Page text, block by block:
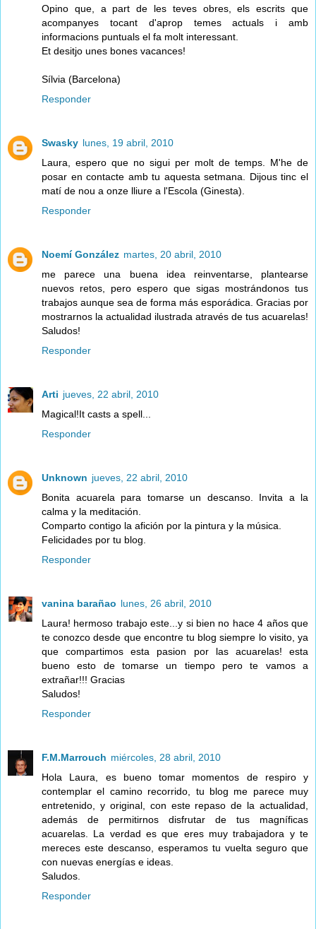
Opino que, a part de les teves obres, els escrits que
acompanyes tocant d'aprop temes actuals i amb
informacions puntuals el fa molt interessant.
Et desitjo unes bones vacances!
Sílvia (Barcelona)
Responder
Swasky lunes, 19 abril, 2010
Laura, espero que no sigui per molt de temps. M'he de
posar en contacte amb tu aquesta setmana. Dijous tinc el
matí de nou a onze lliure a l'Escola (Ginesta).
Responder
Noemí González martes, 20 abril, 2010
me parece una buena idea reinventarse, plantearse
nuevos retos, pero espero que sigas mostrándonos tus
trabajos aunque sea de forma más esporádica. Gracias por
mostrarnos la actualidad ilustrada através de tus acuarelas!
Saludos!
Responder
Arti jueves, 22 abril, 2010
Magical!It casts a spell...
Responder
Unknown jueves, 22 abril, 2010
Bonita acuarela para tomarse un descanso. Invita a la
calma y la meditación.
Comparto contigo la afición por la pintura y la música.
Felicidades por tu blog.
Responder
vanina barañao lunes, 26 abril, 2010
Laura! hermoso trabajo este...y si bien no hace 4 años que
te conozco desde que encontre tu blog siempre lo visito, ya
que compartimos esta pasion por las acuarelas! esta
bueno esto de tomarse un tiempo pero te vamos a
extrañar!!! Gracias
Saludos!
Responder
F.M.Marrouch miércoles, 28 abril, 2010
Hola Laura, es bueno tomar momentos de respiro y
contemplar el camino recorrido, tu blog me parece muy
entretenido, y original, con este repaso de la actualidad,
además de permitirnos disfrutar de tus magníficas
acuarelas. La verdad es que eres muy trabajadora y te
mereces este descanso, esperamos tu vuelta seguro que
con nuevas energías e ideas.
Saludos.
Responder